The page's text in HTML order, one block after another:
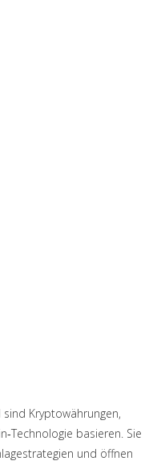
sind Kryptowährungen,
basieren. Sie
und öffnen